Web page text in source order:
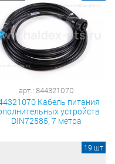
арт.: 844321070
Кабель питания
устройств
DIN72585, 7 метра
19 шт